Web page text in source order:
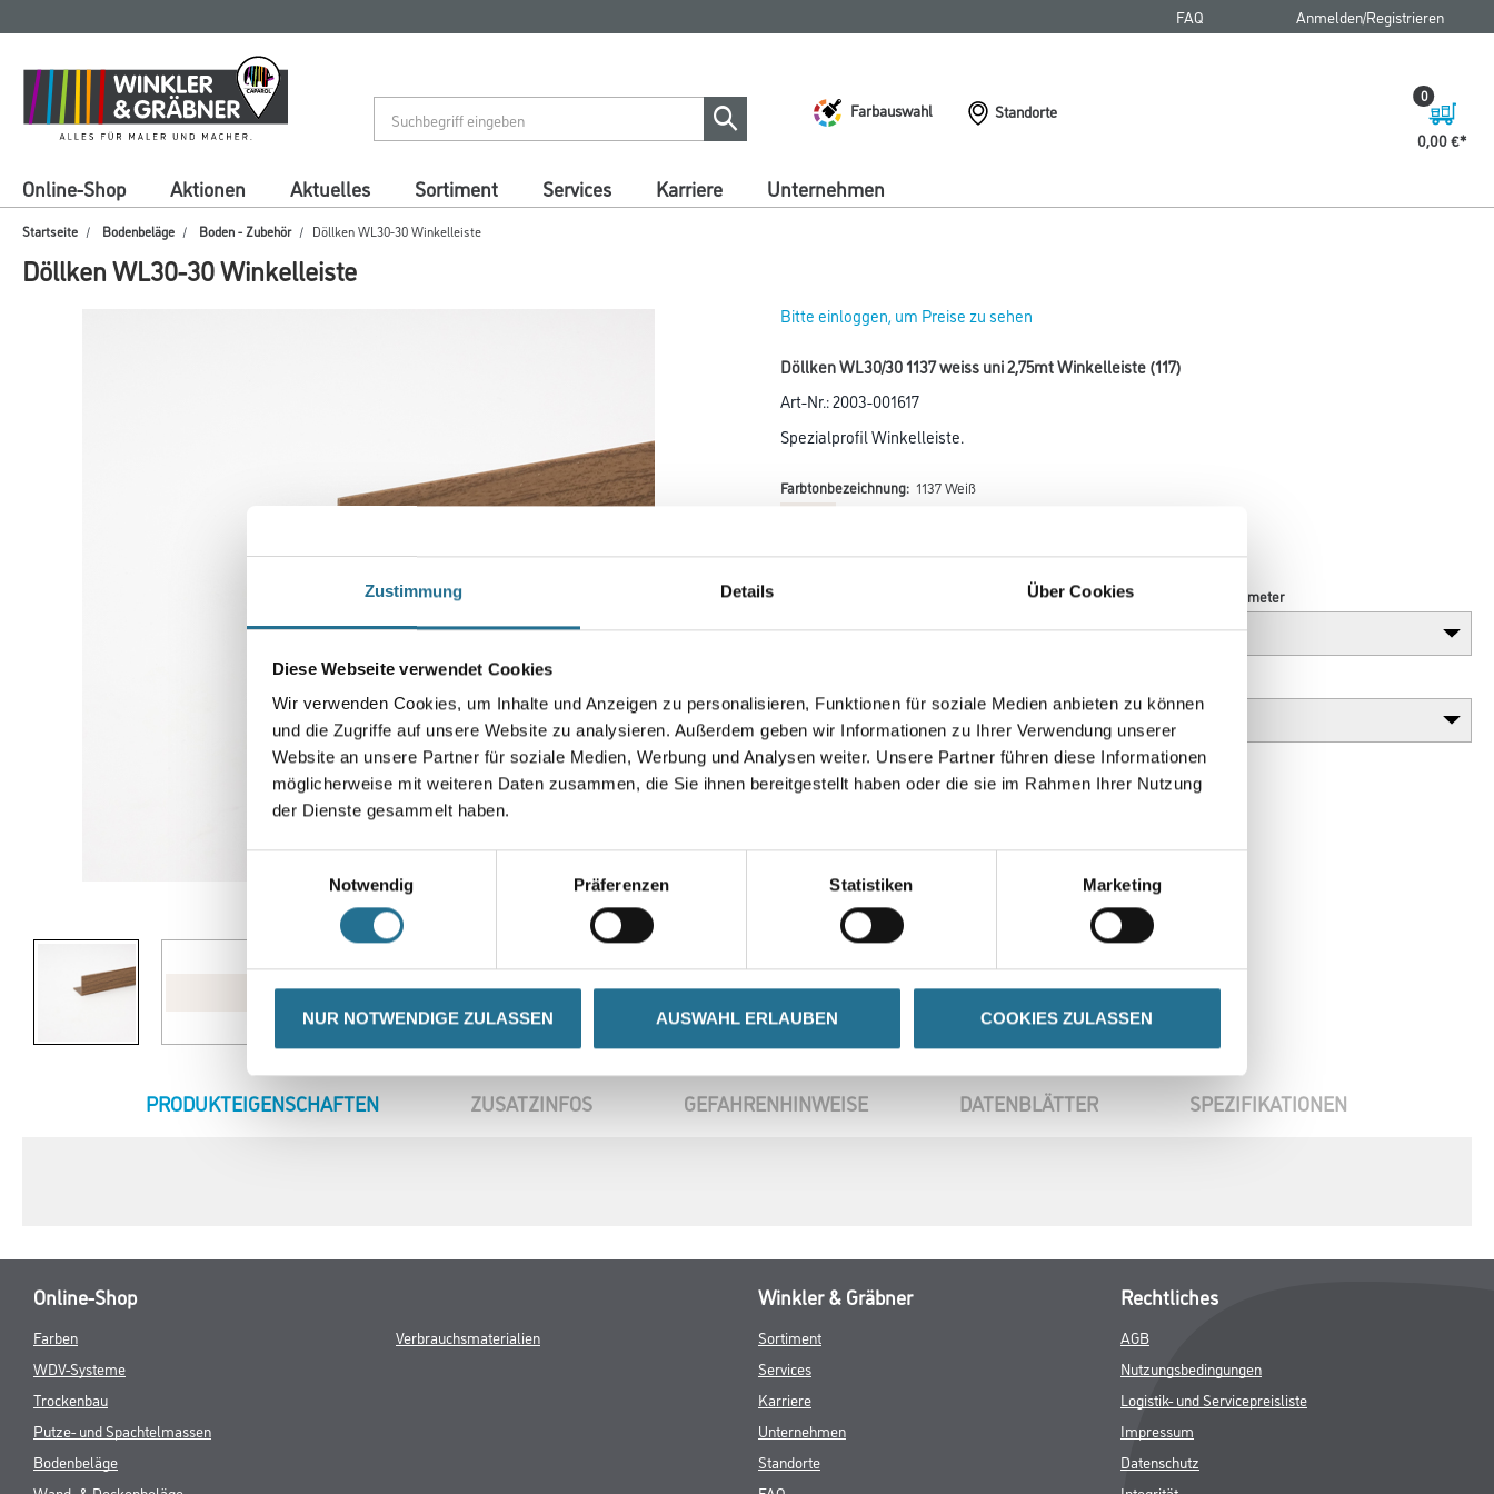
Zustimmung Details Über Cookies
Diese Webseite verwendet Cookies
Wir verwenden Cookies, um Inhalte und Anzeigen zu personalisieren, Funktionen für soziale Medien anbieten zu können
und die Zugriffe auf unsere Website zu analysieren. Außerdem geben wir Informationen zu Ihrer Verwendung unserer
Website an unsere Partner für soziale Medien, Werbung und Analysen weiter. Unsere Partner führen diese Informationen
möglicherweise mit weiteren Daten zusammen, die Sie ihnen bereitgestellt haben oder die sie im Rahmen Ihrer Nutzung
der Dienste gesammelt haben.
Notwendig
Präferenzen Statistiken Marketing
NUR NOTWENDIGE ZULASSEN AUSWAHL ERLAUBEN COOKIES ZULASSEN
springen
springen
FAQ Anmelden/Registrieren
Farbauswahl
Standorte
0,00 €
0
Online-Shop Aktionen Aktuelles Sortiment Services Karriere Unternehmen
Startseite Bodenbeläge Boden - Zubehör Döllken WL30-30 Winkelleiste
Döllken WL30-30 Winkelleiste
Abbildung ähnlich
Bitte einloggen, um Preise zu sehen
Döllken WL30/30 1137 weiss uni 2,75mt Winkelleiste (117)
Art-Nr.:2003-001617
Spezialprofil Winkelleiste.
Farbtonbezeichnung: 1137 Weiß
Länge in centimeter
CURRENT
PRODUKTEIGENSCHAFTEN ZUSATZINFOS GEFAHRENHINWEISE DATENBLÄTTER SPEZIFIKATIONEN
Online-Shop
Farben
WDV-Systeme
Trockenbau
Putze- und Spachtelmassen
Bodenbeläge
Verbrauchsmaterialien
Winkler & Gräbner
Sortiment
Services
Karriere
Unternehmen
Standorte
Rechtliches
AGB
Nutzungsbedingungen
Logistik- und Servicepreisliste
Impressum
Datenschutz